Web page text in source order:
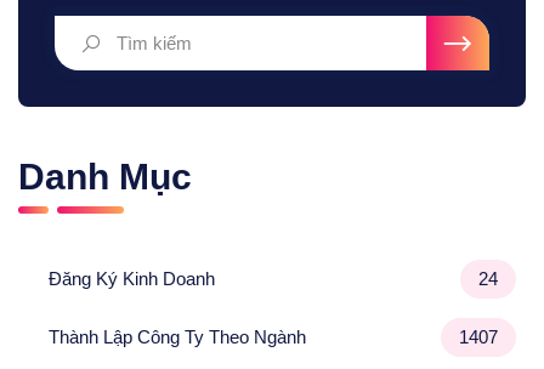
Danh Mục
Đăng Ký Kinh Doanh 24
Thành Lập Công Ty Theo Ngành 1407